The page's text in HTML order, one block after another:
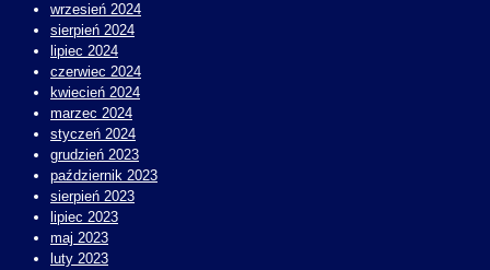
wrzesień 2024
sierpień 2024
lipiec 2024
czerwiec 2024
kwiecień 2024
marzec 2024
styczeń 2024
grudzień 2023
październik 2023
sierpień 2023
lipiec 2023
maj 2023
luty 2023